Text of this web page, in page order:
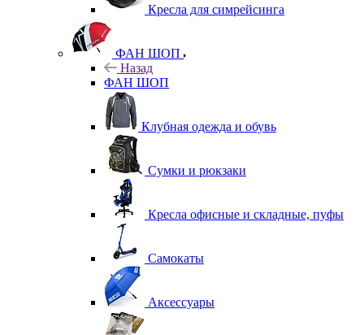
Кресла для симрейсинга
ФАН ШОП
Назад
ФАН ШОП
Клубная одежда и обувь
Сумки и рюкзаки
Кресла офисные и складные, пуфы
Самокаты
Аксессуары